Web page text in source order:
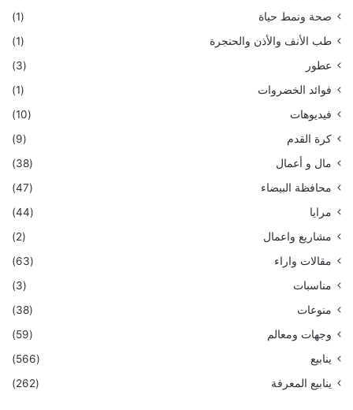
صحة ونمط حياة
(1)
طب الأنف والأذن والحنجرة
(1)
عطور
(3)
فوائد الخضروات
(1)
فيديوهات
(10)
كرة القدم
(9)
مال و أعمال
(38)
محافظة البيضاء
(47)
مرايا
(44)
مشاريع واعمال
(2)
مقالات واراء
(63)
مناسبات
(3)
منوعات
(38)
وجهات ومعالم
(59)
ينابيع
(566)
ينابيع المعرفة
(262)